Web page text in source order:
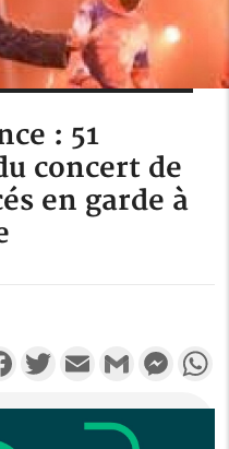
: 51
concert de
en garde à
FacebookTwitterEmail Gmail